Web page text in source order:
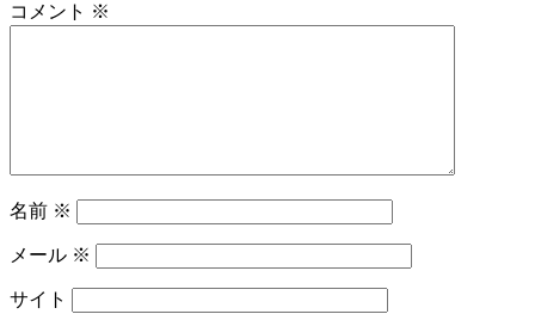
コメント ※
名前 ※
メール ※
サイト